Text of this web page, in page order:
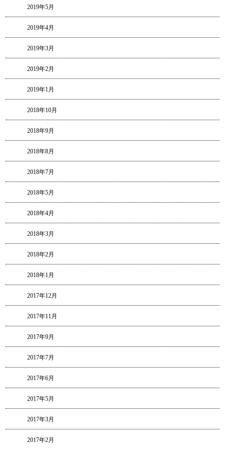
2019年5月
2019年4月
2019年3月
2019年2月
2019年1月
2018年10月
2018年9月
2018年8月
2018年7月
2018年5月
2018年4月
2018年3月
2018年2月
2018年1月
2017年12月
2017年11月
2017年9月
2017年7月
2017年6月
2017年5月
2017年3月
2017年2月